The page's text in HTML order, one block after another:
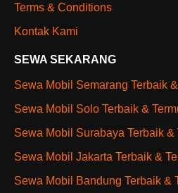
Terms & Conditions
Kontak Kami
SEWA SEKARANG
Sewa Mobil Semarang Terbaik
Sewa Mobil Solo Terbaik &
Sewa Mobil Surabaya Terbaik &
Sewa Mobil Jakarta Terbaik &
Sewa Mobil Bandung Terbaik &